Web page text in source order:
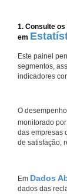
1. Consulte
em
Este painel
segmentos,
indicadores
O
monitorado
das empresas
de satisfação,
Em Dados
dados das